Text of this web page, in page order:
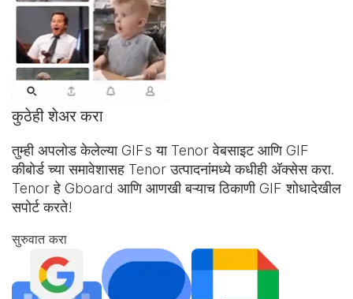
कुठेही शेअर करा
तुम्ही अपलोड केलेल्या GIFs या Tenor वेबसाइट आणिGIF
कीबोर्डच्या समावेशासह Tenor उत्पादनांमध्ये कधीही अ‍ॅक्सेस करा.
Tenor हे Gboard आणि आणखी बऱ्याच ठिकाणी GIF शोधादेखील
सपोर्ट करते!
सुरुवात करा